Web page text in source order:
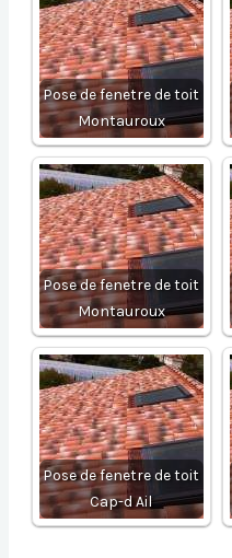
Pose de fenetre de toit
Montauroux
Pose de fenetre de toit
Montauroux
Pose de fenetre de toit
Cap-d Ail